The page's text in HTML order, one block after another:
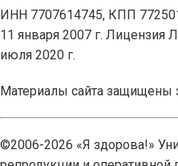
ИНН 7707614745, КПП
11 января 2007 г. Лицензия
июля 2020 г.
Материалы сайта защищены
©2006-2026 «Я здорова!»